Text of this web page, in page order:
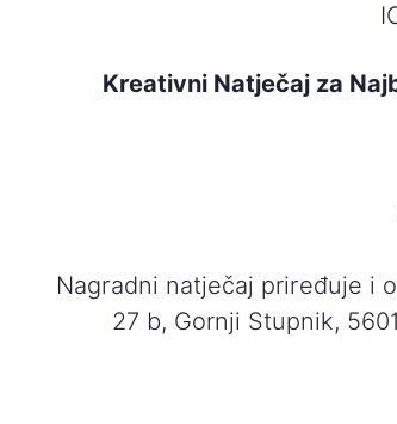
Kreativni Natječaj za
Nagradni natječaj priređuje i
27 b, Gornji Stupnik,